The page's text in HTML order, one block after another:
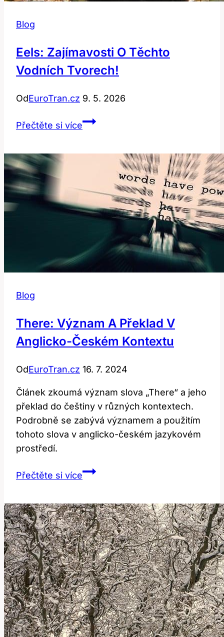
Blog
Eels: Zajímavosti O Těchto
Vodních Tvorech!
OdEuroTran.cz 9. 5. 2026
Přečtěte si víceEels:
Vodních
Tvorech!
Blog
There: Význam A Překlad V
Anglicko-Českém Kontextu
OdEuroTran.cz 16. 7. 2024
Článek zkoumá význam slova „There“ a jeho
překlad do češtiny v různých kontextech.
Podrobně se zabývá významem a použitím
tohoto slova v anglicko-českém jazykovém
prostředí.
Přečtěte si víceThere:
překlad
v
anglicko-
českém
kontextu